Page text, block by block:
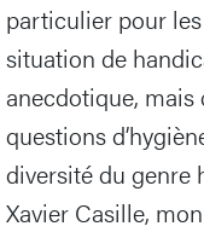
particulier pour
situation de
anecdotique, mais
questions
diversité du genre
Xavier Casille,